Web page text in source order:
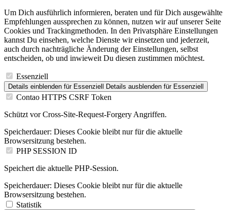
Empfehlungen aussprechen zu können, nutzen wir auf unserer Seite
Cookies und Trackingmethoden. In den Privatsphäre Einstellungen
kannst Du einsehen, welche Dienste wir einsetzen und jederzeit,
auch durch nachträgliche Änderung der Einstellungen, selbst
entscheiden, ob und inwieweit Du diesen zustimmen möchtest.
Details einblenden
Contao HTTPS CSRF Token
Browsersitzung bestehen.
PHP SESSION ID
Browsersitzung bestehen.
Statistik
Details einblenden